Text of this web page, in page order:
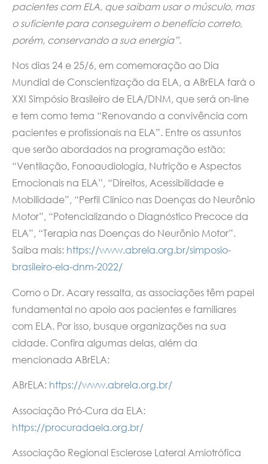
pacientes com ELA, que saibam usar o músculo, mas
o suficiente para conseguirem o benefício correto,
porém, conservando a sua energia”.
Nos dias 24 e 25/6, em comemoração ao Dia
Mundial de Conscientização da ELA, a ABrELA fará o
XXI Simpósio Brasileiro de ELA/DNM, que será on-line
e tem como tema “Renovando a convivência com
pacientes e profissionais na ELA”. Entre os assuntos
que serão abordados na programação estão:
“Ventilação, Fonoaudiologia, Nutrição e Aspectos
Emocionais na ELA”, “Direitos, Acessibilidade e
Mobilidade”, “Perfil Clínico nas Doenças do Neurônio
Motor”, “Potencializando o Diagnóstico Precoce da
ELA”, “Terapia nas Doenças do Neurônio Motor”.
Saiba mais: https://www.abrela.org.br/simposio-
brasileiro-ela-dnm-2022/
Como o Dr. Acary ressalta, as associações têm papel
fundamental no apoio aos pacientes e familiares
com ELA. Por isso, busque organizações na sua
cidade. Confira algumas delas, além da
mencionada ABrELA:
ABrELA: https://www.abrela.org.br/
Associação Pró-Cura da ELA:
https://procuradaela.org.br/
Associação Regional Esclerose Lateral Amiotrófica